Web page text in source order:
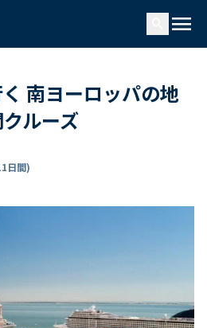
menu
南ヨーロッパの地
ルーズ
日間)